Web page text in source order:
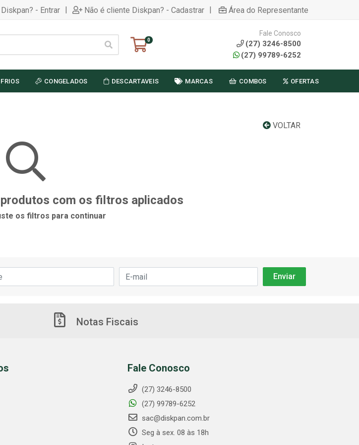
- Entrar | Não é cliente Diskpan? - Cadastrar | Área do Representante
0
Fale Conosco
(27) 3246-8500
(27) 99789-6252
FRIOS CONGELADOS DESCARTAVEIS MARCAS COMBOS OFERTAS
VOLTAR
com os filtros aplicados
os filtros para continuar
Notas Fiscais
Fale Conosco
(27) 3246-8500
(27) 99789-6252
sac@diskpan.com.br
Seg à sex. 08 às 18h